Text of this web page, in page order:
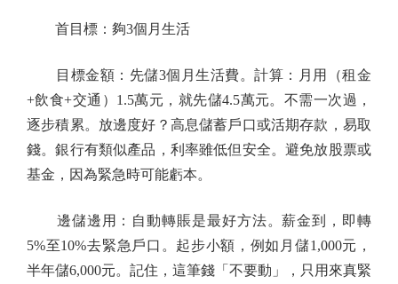
首目標：夠3個月生活
目標金額：先儲3個月生活費。計算：月用（租金
+飲食+交通）1.5萬元，就先儲4.5萬元。不需一次過，
逐步積累。放邊度好？高息儲蓄戶口或活期存款，易取
錢。銀行有類似產品，利率雖低但安全。避免放股票或
基金，因為緊急時可能虧本。
邊儲邊用：自動轉賬是最好方法。薪金到，即轉
5%至10%去緊急戶口。起步小額，例如月儲1,000元，
半年儲6,000元。記住，這筆錢「不要動」，只用來真緊